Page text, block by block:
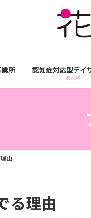
所 認知症対応型デイ
あん堵
由
る理由